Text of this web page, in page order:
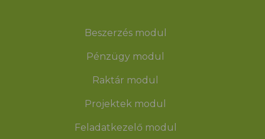
Beszerzés modul
Pénzügy modul
Raktár modul
Projektek modul
Feladatkezelő modul